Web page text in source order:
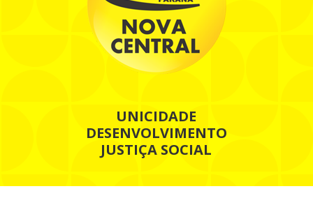
UNICIDADE
DESENVOLVIMENTO
JUSTIÇA SOCIAL